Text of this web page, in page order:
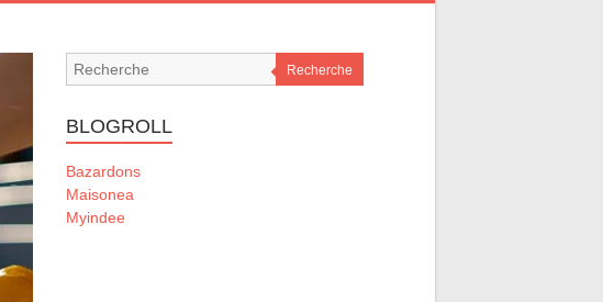
Recherche
BLOGROLL
Bazardons
Maisonea
Myindee